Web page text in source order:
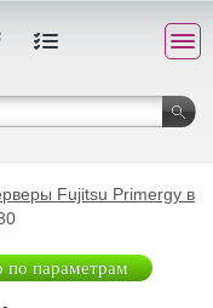
Fujitsu Primergy в
по параметрам